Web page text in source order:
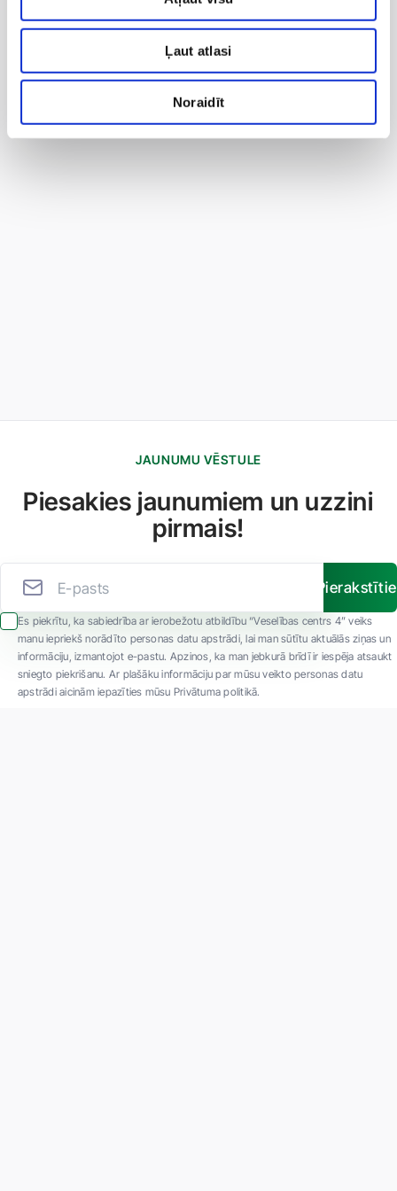
Ļaut atlasi
Noraidīt
JAUNUMU VĒSTULE
Piesakies jaunumiem un uzzini
pirmais!
Es piekrītu, ka sabiedrība ar ierobežotu atbildību “Veselības centrs 4” veiks
manu iepriekš norādīto personas datu apstrādi, lai man sūtītu aktuālās ziņas un
informāciju, izmantojot e-pastu. Apzinos, ka man jebkurā brīdī ir iespēja atsaukt
sniegto piekrišanu. Ar plašāku informāciju par mūsu veikto personas datu
apstrādi aicinām iepazīties mūsu Privātuma politikā.